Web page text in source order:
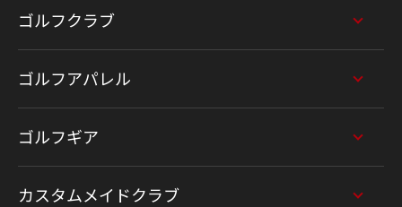
ゴルフクラブ
ゴルフアパレル
ゴルフギア
カスタムメイドクラブ